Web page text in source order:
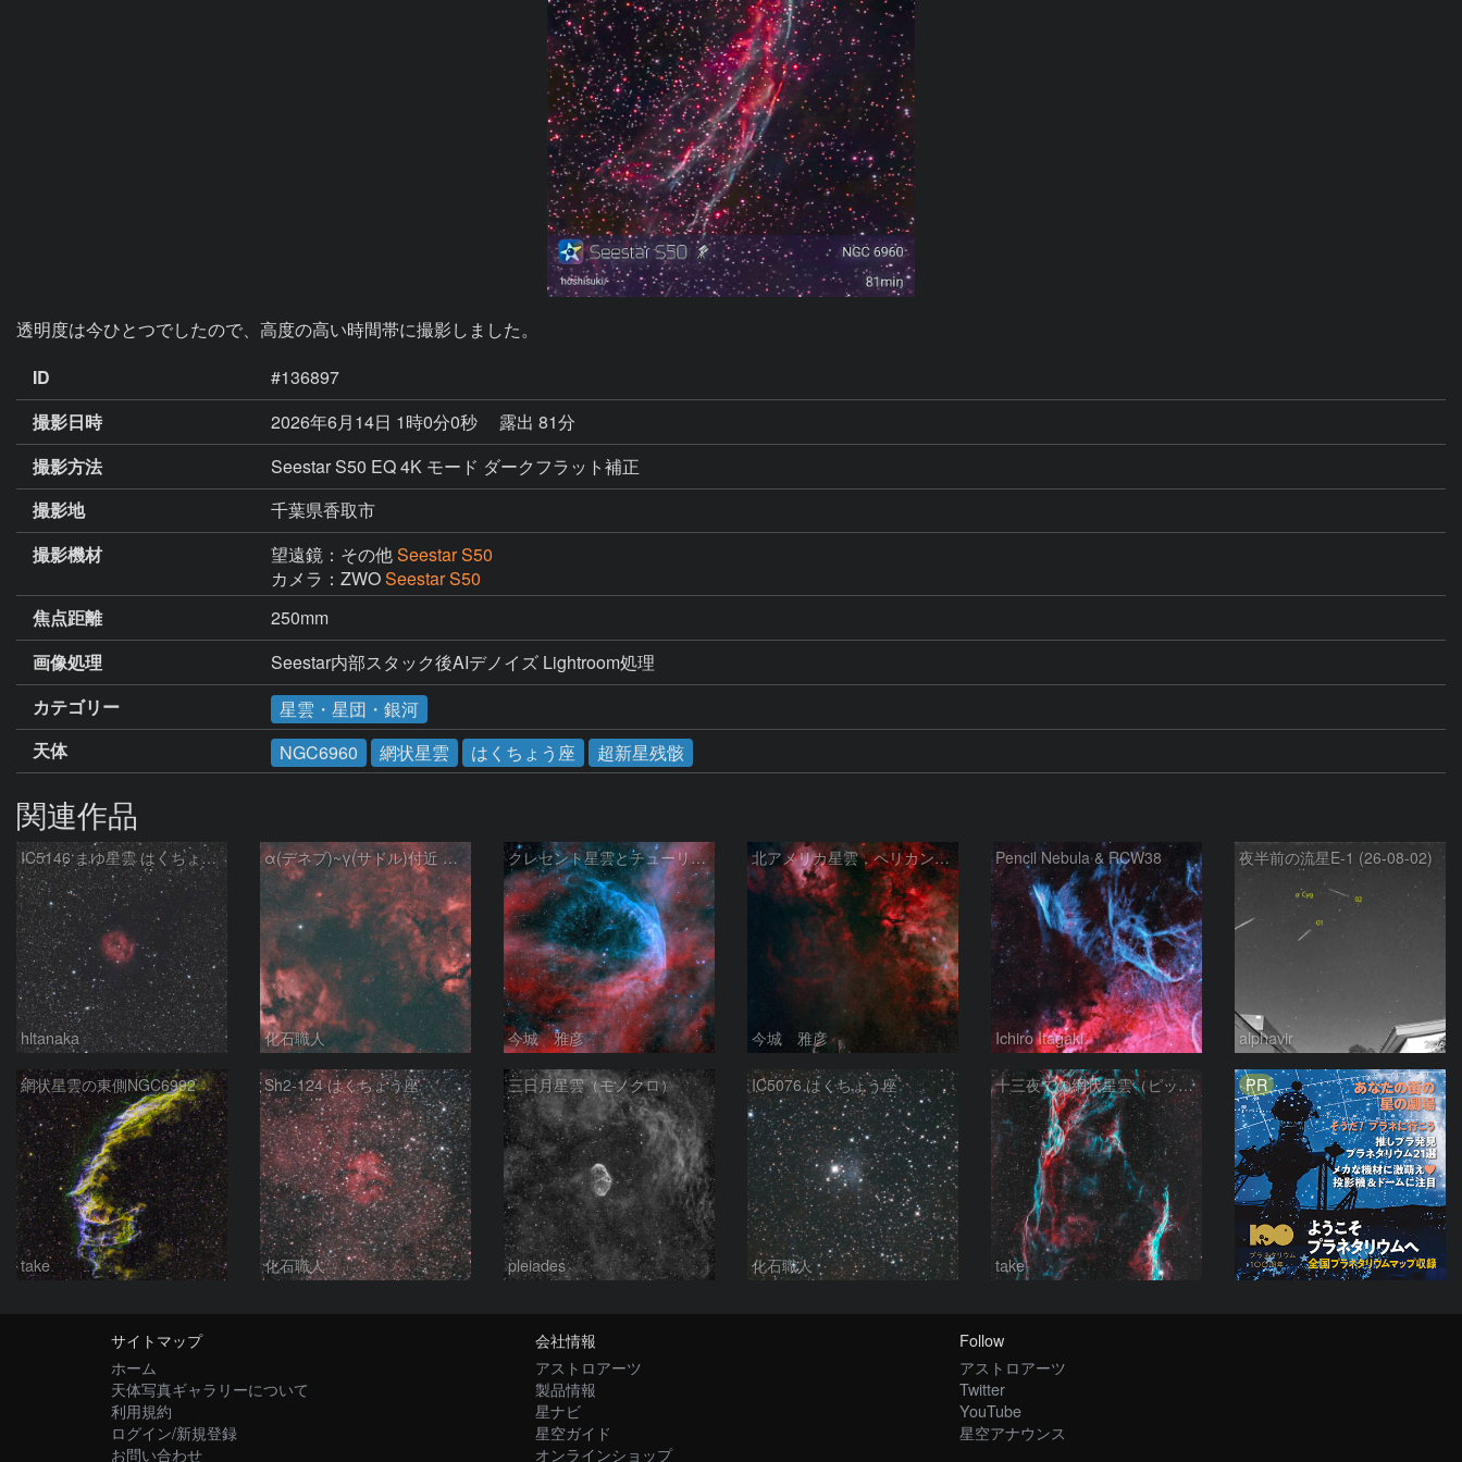
透明度は今ひとつでしたので、高度の高い時間帯に撮影しました。
ID
#136897
撮影日時
2026年6月14日 1時0分0秒
露出 81分
撮影方法
Seestar S50 EQ 4K モード ダークフラット補正
撮影地
千葉県香取市
撮影機材
望遠鏡：その他Seestar S50
カメラ：ZWOSeestar S50
焦点距離
250mm
画像処理
Seestar内部スタック後AIデノイズ Lightroom処理
カテゴリー
星雲・星団・銀河
天体
NGC6960 網状星雲 はくちょう座 超新星残骸
関連作品
IC5146 まゆ星雲 はくちょう座
hltanaka
α(デネブ)~γ(サドル)付近 NGC7000 北アメリカ星雲 IC5067~5070 ペリカン星雲 Sh2-112 はくちょう座
化石職人
クレセント星雲とチューリップ星雲の真ん中あたりにある星雲 NGC6883 ???
今城 雅彦
北アメリカ星雲，ペリカン星雲，サドル付近，クレセント星雲，網状星雲・・・etc
今城 雅彦
Pencil Nebula & RCW38
Ichiro Itagaki
夜半前の流星E-1 (26-08-02)
alphavir
網状星雲の東側NGC6992
take
Sh2-124 はくちょう座
化石職人
三日月星雲（モノクロ）
pleiades
IC5076 はくちょう座
化石職人
十三夜での網状星雲（ピッカリングの三角）
take
PR
サイトマップ
ホーム
天体写真ギャラリーについて
利用規約
ログイン/新規登録
お問い合わせ
会社情報
アストロアーツ
製品情報
星ナビ
星空ガイド
オンラインショップ
Follow
アストロアーツ
Twitter
YouTube
星空アナウンス